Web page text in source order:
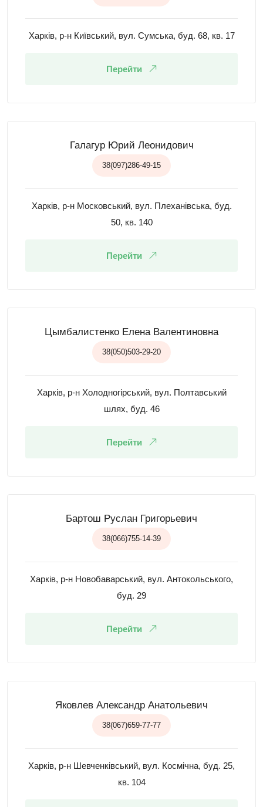
Харків, р-н Київський, вул. Сумська, буд. 68, кв. 17
Перейти
Галагур Юрий Леонидович
38(097)286-49-15
Харків, р-н Московський, вул. Плеханівська, буд.
50, кв. 140
Перейти
Цымбалистенко Елена Валентиновна
38(050)503-29-20
Харків, р-н Холодногірський, вул. Полтавський
шлях, буд. 46
Перейти
Бартош Руслан Григорьевич
38(066)755-14-39
Харків, р-н Новобаварський, вул. Антокольського,
буд. 29
Перейти
Яковлев Александр Анатольевич
38(067)659-77-77
Харків, р-н Шевченківський, вул. Космічна, буд. 25,
кв. 104